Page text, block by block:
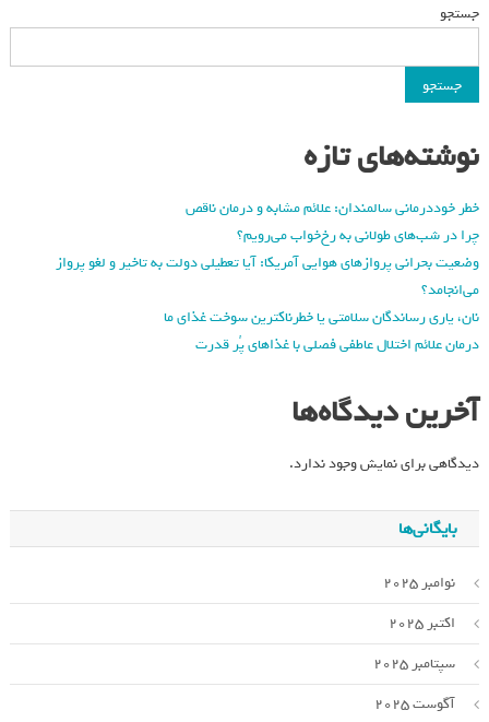
جستجو
جستجو
نوشته‌های تازه
خطر خوددرمانی سالمندان: علائم مشابه و درمان ناقص
چرا در شب‌های طولانی به رخ‌خواب می‌رویم؟
وضعیت بحرانی پروازهای هوایی آمریکا: آیا تعطیلی دولت به تاخیر و لغو پرواز
می‌انجامد؟
نان، یاری رساندگان سلامتی یا خطرناکترین سوخت غذای ما
درمان علائم اختلال عاطفی فصلی با غذاهای پُر قدرت
آخرین دیدگاه‌ها
دیدگاهی برای نمایش وجود ندارد.
بایگانی‌ها
نوامبر 2025
اکتبر 2025
سپتامبر 2025
آگوست 2025